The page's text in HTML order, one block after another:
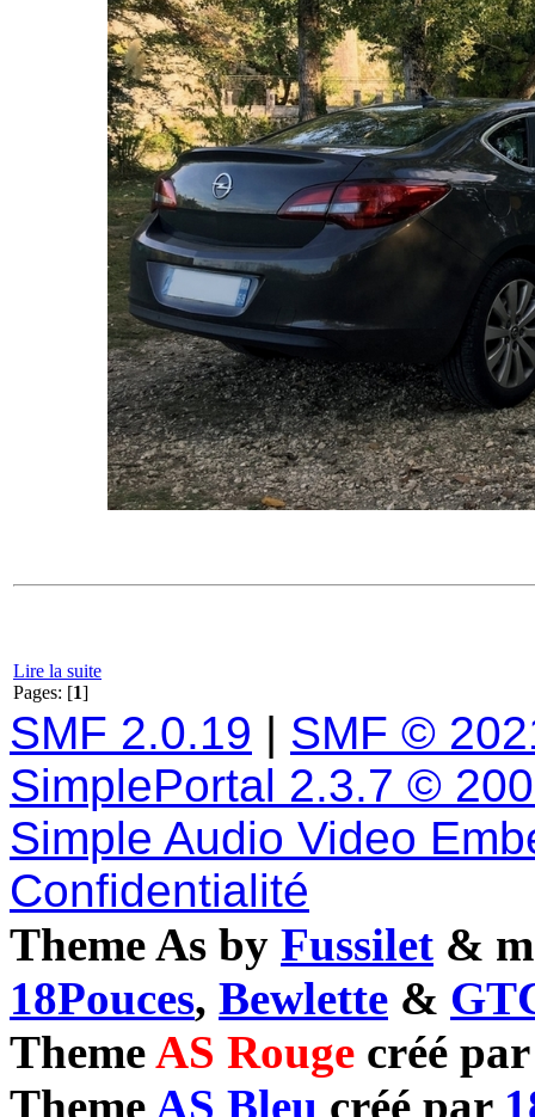
Lire la suite
Pages: [1]
SMF 2.0.19 | SMF ©
SimplePortal 2.3.7 ©
Simple Audio Video
Confidentialité
Theme As by Fussilet &
18Pouces, Bewlette &
ThemeAS Rouge créé
Theme AS Bleu créé par